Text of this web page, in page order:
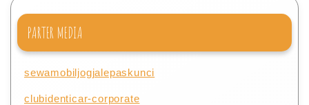
PARTER MEDIA
sewamobiljogjalepaskunci
clubidenticar-corporate